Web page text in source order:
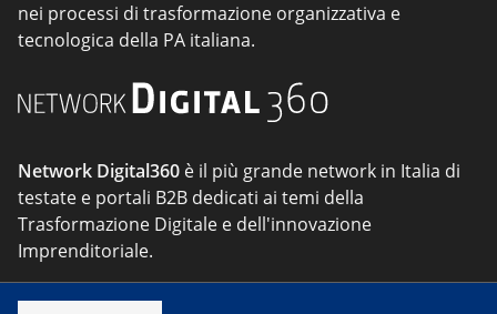
nei processi di trasformazione organizzativa e
tecnologica della PA italiana.
Network Digital360 è il più grande network in Italia di
testate e portali B2B dedicati ai temi della
Trasformazione Digitale e dell'innovazione
Imprenditoriale.